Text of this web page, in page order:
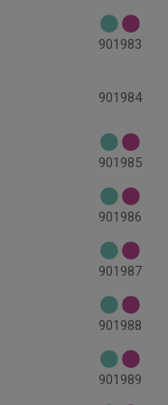
901983
901984
901985
901986
901987
901988
901989